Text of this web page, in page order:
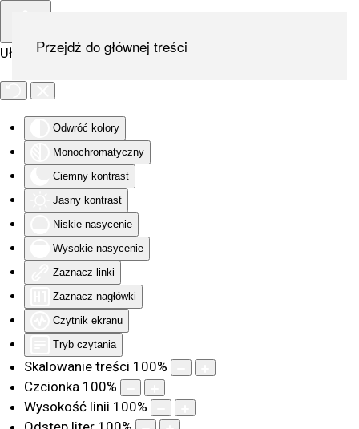
Ułatwienia dostępu
Odwróć kolory
Monochromatyczny
Ciemny kontrast
Jasny kontrast
Niskie nasycenie
Wysokie nasycenie
Zaznacz linki
Zaznacz nagłówki
Czytnik ekranu
Tryb czytania
Skalowanie treści 100%
Czcionka 100%
Wysokość linii 100%
Przejdź do głównej treści